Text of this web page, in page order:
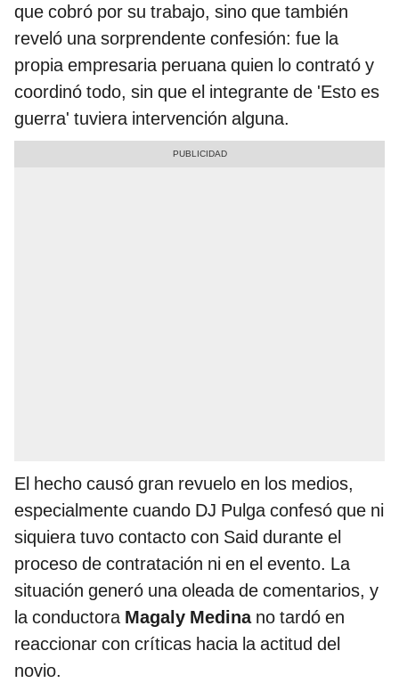
que cobró por su trabajo, sino que también
reveló una sorprendente confesión: fue la
propia empresaria peruana quien lo contrató y
coordinó todo, sin que el integrante de 'Esto es
guerra' tuviera intervención alguna.
El hecho causó gran revuelo en los medios,
especialmente cuando DJ Pulga confesó que ni
siquiera tuvo contacto con Said durante el
proceso de contratación ni en el evento. La
situación generó una oleada de comentarios, y
la conductora Magaly Medinano tardó en
reaccionar con críticas hacia la actitud del
novio.